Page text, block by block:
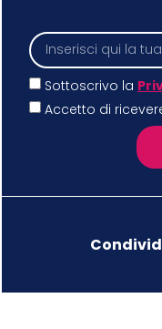
Sottoscrivo la
Accetto di